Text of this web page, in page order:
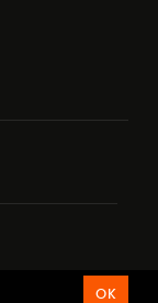
OK